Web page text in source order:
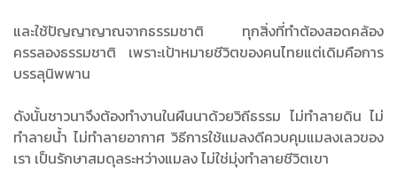
และใช้ปัญญาญาณจากธรรมชาติ ทุกสิ่งที่ทำต้องสอดคล้อง
ครรลองธรรมชาติ เพราะเป้าหมายชีวิตของคนไทยแต่เดิมคือการ
บรรลุนิพพาน
ดังนั้นชาวนาจึงต้องทำงานในผืนนาด้วยวิถีธรรม ไม่ทำลายดิน ไม่
ทำลายน้ำ ไม่ทำลายอากาศ วิธีการใช้แมลงดีควบคุมแมลงเลวของ
เรา เป็นรักษาสมดุลระหว่างแมลง ไม่ใช่มุ่งทำลายชีวิตเขา